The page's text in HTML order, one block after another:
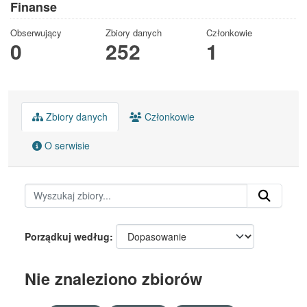
Finanse
Obserwujący
0
Zbiory danych
252
Członkowie
1
Zbiory danych Członkowie
O serwisie
Porządkuj według
Nie znaleziono zbiorów